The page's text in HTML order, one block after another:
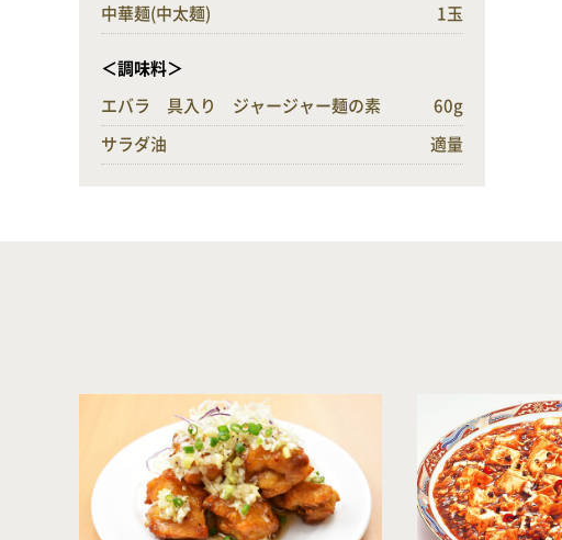
中華麺(中太麺) 1玉
＜調味料＞
エバラ 具入り ジャージャー麺の素 60g
サラダ油 適量